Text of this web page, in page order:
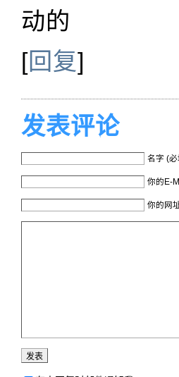
动的
[回复]
发表评论
名字 (
你的E-
你的网